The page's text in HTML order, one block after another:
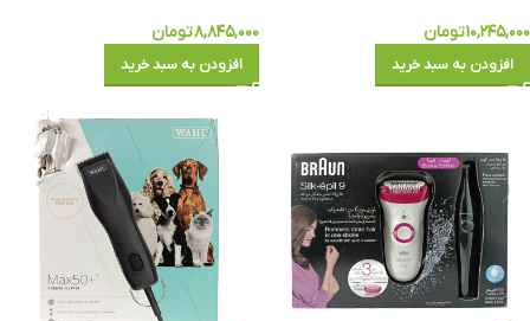
۱۰,۲۴۵,۰۰۰تومان
افزودن به سبد خرید
۸,۸۴۵,۰۰۰تومان
افزودن به سبد خرید